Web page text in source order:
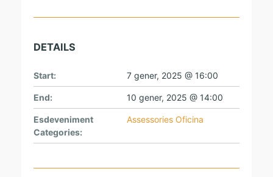
DETAILS
Start: 7 gener, 2025 @ 16:00
End: 10 gener, 2025 @ 14:00
Esdeveniment
Categories:
Assessories Oficina